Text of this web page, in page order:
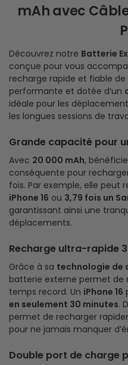
mAh avec
Découvrez notre Batterie
conçue pour vous
recharge rapide et fiable
performante et dotée d’un
idéale pour les
les longues sessions de
Grande capacité pour
Avec 20 000 mAh,
conséquente pour
fois. Par exemple, elle peut
iPhone 16 ou 3,79 fois un
garantissant ainsi une
déplacements.
Recharge ultra-rapide
Grâce à sa technologie de
batterie externe permet de
temps record. Un iPhone 16
en seulement 30 minutes.
permet de recharger
pour ne jamais manquer
Double port de charge